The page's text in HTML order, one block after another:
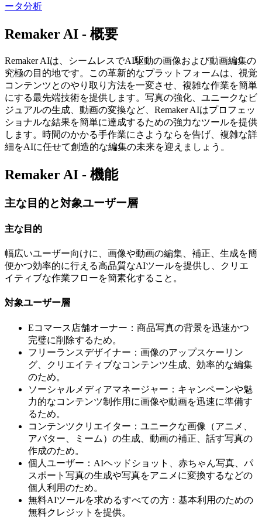
ータ分析
Remaker AI - 概要
Remaker AIは、シームレスでAI駆動の画像および動画編集の
究極の目的地です。この革新的なプラットフォームは、視覚
コンテンツとのやり取り方法を一変させ、複雑な作業を簡単
にする最先端技術を提供します。写真の強化、ユニークなビ
ジュアルの生成、動画の変換など、Remaker AIはプロフェッ
ショナルな結果を簡単に達成するための強力なツールを提供
します。時間のかかる手作業にさようならを告げ、複雑な詳
細をAIに任せて創造的な編集の未来を迎えましょう。
Remaker AI - 機能
主な目的と対象ユーザー層
主な目的
幅広いユーザー向けに、画像や動画の編集、補正、生成を簡
便かつ効率的に行える高品質なAIツールを提供し、クリエ
イティブな作業フローを簡素化すること。
対象ユーザー層
Eコマース店舗オーナー：商品写真の背景を迅速かつ
完璧に削除するため。
フリーランスデザイナー：画像のアップスケーリン
グ、クリエイティブなコンテンツ生成、効率的な編集
のため。
ソーシャルメディアマネージャー：キャンペーンや魅
力的なコンテンツ制作用に画像や動画を迅速に準備す
るため。
コンテンツクリエイター：ユニークな画像（アニメ、
アバター、ミーム）の生成、動画の補正、話す写真の
作成のため。
個人ユーザー：AIヘッドショット、赤ちゃん写真、パ
スポート写真の生成や写真をアニメに変換するなどの
個人利用のため。
無料AIツールを求めるすべての方：基本利用のための
無料クレジットを提供。